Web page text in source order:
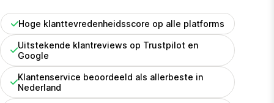
Hoge klanttevredenheidsscore op alle platforms
Uitstekende klantreviews op Trustpilot en
Google
Klantenservice beoordeeld als allerbeste in
Nederland